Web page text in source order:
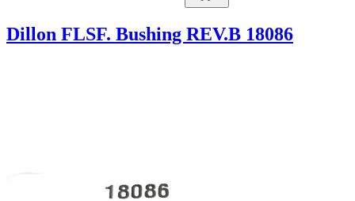
Dillon FLSF. Bushing REV.B 18086